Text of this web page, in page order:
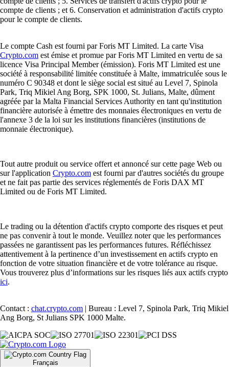
compte de clients ; et 6. Conservation et administration d'actifs crypto
pour le compte de clients.
Le compte Cash est fourni par Foris MT Limited. La carte Visa
Crypto.com est émise et promue par Foris MT Limited en vertu de sa
licence Visa Principal Member (émission). Foris MT Limited est une
société à responsabilité limitée constituée à Malte, immatriculée sous le
numéro C 90348 et dont le siège social est situé au Level 7, Spinola
Park, Triq Mikiel Ang Borg, SPK 1000, St. Julians, Malte, dûment
agréée par la Malta Financial Services Authority en tant qu'institution
financière autorisée à émettre des monnaies électroniques en vertu de
l'annexe 3 de la loi sur les institutions financières (institutions de
monnaie électronique).
Tout autre produit ou service offert et annoncé sur cette page Web ou
sur l'application Crypto.com est fourni par d'autres sociétés du groupe
et ne fait pas partie des services réglementés de Foris DAX MT
Limited ou de Foris MT Limited.
Le trading ou la détention d'actifs crypto comporte des risques et peut
ne pas convenir à tout le monde. Veuillez noter que les performances
passées ne garantissent pas les performances futures. Réfléchissez
attentivement à la pertinence d’un investissement en actifs crypto en
fonction de votre situation financière et de votre tolérance au risque.
Vous trouverez plus d’informations sur les risques liés aux actifs crypto
ici.
Contact : chat.crypto.com | Bureau : Level 7, Spinola Park, Triq Mikiel
Ang Borg, St Julians SPK 1000 Malte.
Français